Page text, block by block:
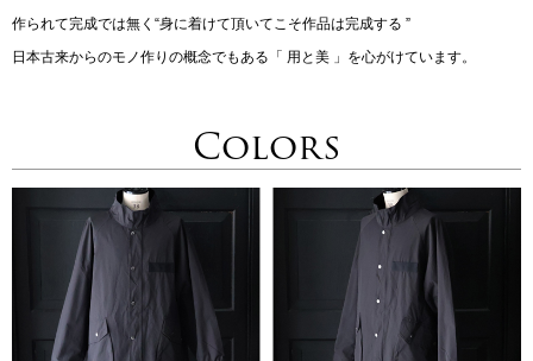
作られて完成では無く“身に着けて頂いてこそ作品は完成する ”
日本古来からのモノ作りの概念でもある「 用と美 」を心がけています。
Colors